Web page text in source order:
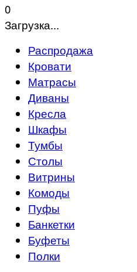
0
Загрузка...
Распродажа
Кровати
Матрасы
Диваны
Кресла
Шкафы
Тумбы
Столы
Витрины
Комоды
Пуфы
Банкетки
Буфеты
Полки